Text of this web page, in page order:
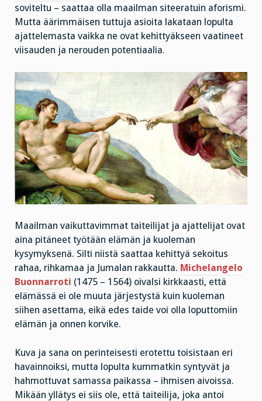
soviteltu – saattaa olla maailman siteeratuin aforismi.
Mutta äärimmäisen tuttuja asioita lakataan lopulta
ajattelemasta vaikka ne ovat kehittyäkseen vaatineet
viisauden ja nerouden potentiaalia.
Maailman vaikuttavimmat taiteilijat ja ajattelijat ovat
aina pitäneet työtään elämän ja kuoleman
kysymyksenä. Silti niistä saattaa kehittyä sekoitus
rahaa, rihkamaa ja Jumalan rakkautta. Michelangelo
Buonnarroti (1475 – 1564) oivalsi kirkkaasti, että
elämässä ei ole muuta järjestystä kuin kuoleman
siihen asettama, eikä edes taide voi olla loputtomiin
elämän ja onnen korvike.
Kuva ja sana on perinteisesti erotettu toisistaan eri
havainnoiksi, mutta lopulta kummatkin syntyvät ja
hahmottuvat samassa paikassa – ihmisen aivoissa.
Mikään yllätys ei siis ole, että taiteilija, joka antoi